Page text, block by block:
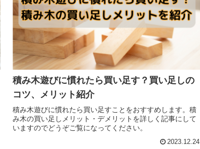
積み木遊びに慣れたら買い足す？買い足しの
コツ、メリット紹介
積み木遊びに慣れたら買い足すことをおすすめします。積
み木の買い足しメリット・デメリットを詳しく記事にして
いますのでどうぞご覧になってください。
2023.12.24